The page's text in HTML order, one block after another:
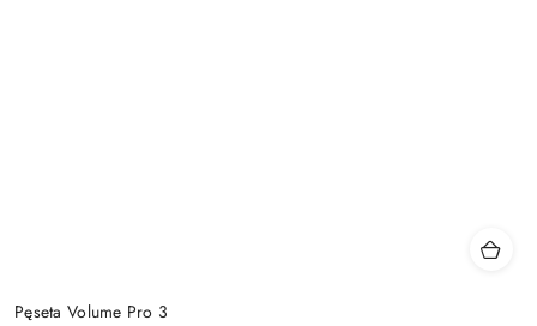
Pęseta Volume Pro 3